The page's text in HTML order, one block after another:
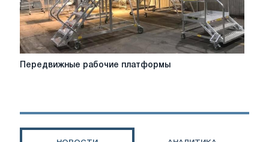
Передвижные
рабочие
Передвижные рабочие платформы